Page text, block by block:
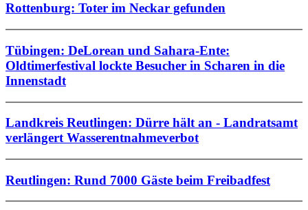
Rottenburg: Toter im Neckar gefunden
Tübingen: DeLorean und Sahara-Ente:
Oldtimerfestival lockte Besucher in Scharen in die
Innenstadt
Landkreis Reutlingen: Dürre hält an - Landratsamt
verlängert Wasserentnahmeverbot
Reutlingen: Rund 7000 Gäste beim Freibadfest